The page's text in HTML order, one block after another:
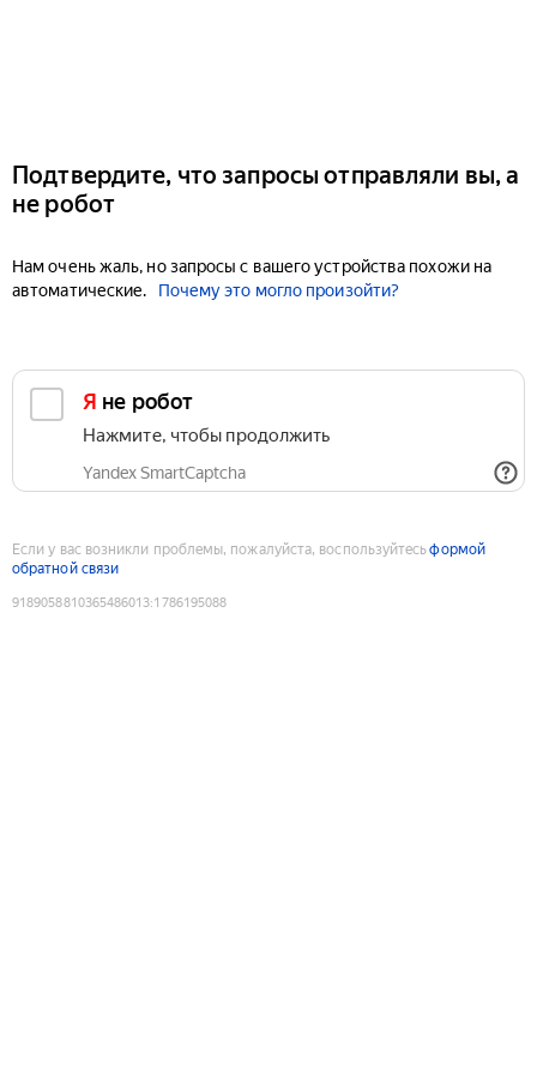
Подтвердите, что запросы отправляли вы, а
не робот
Нам очень жаль, но запросы с вашего устройства похожи на
автоматические.
Почему это могло произойти?
Я не робот
Нажмите, чтобы продолжить
Yandex SmartCaptcha
Если у вас возникли проблемы, пожалуйста, воспользуйтесьформой
обратной связи
9189058810365486013:1786195088